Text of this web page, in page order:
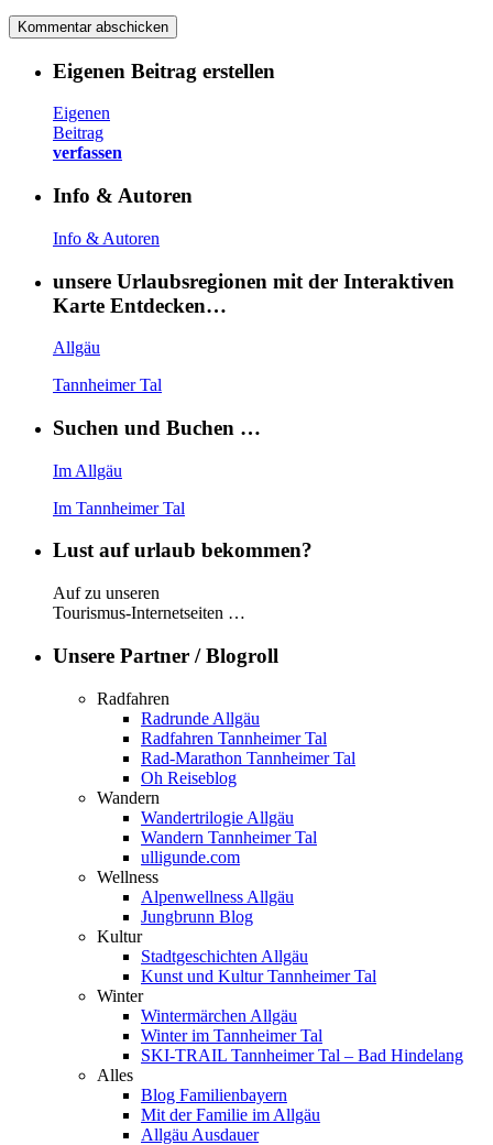
Eigenen Beitrag erstellen
Eigenen
Beitrag
verfassen
Info & Autoren
Info & Autoren
unsere Urlaubsregionen mit der Interaktiven
Karte Entdecken…
Allgäu
Tannheimer Tal
Suchen und Buchen …
Im Allgäu
Im Tannheimer Tal
Lust auf urlaub bekommen?
Auf zu unseren
Tourismus-Internetseiten …
Unsere Partner / Blogroll
Radfahren
Radrunde Allgäu
Radfahren Tannheimer Tal
Rad-Marathon Tannheimer Tal
Oh Reiseblog
Wandern
Wandertrilogie Allgäu
Wandern Tannheimer Tal
ulligunde.com
Wellness
Alpenwellness Allgäu
Jungbrunn Blog
Kultur
Stadtgeschichten Allgäu
Kunst und Kultur Tannheimer Tal
Winter
Wintermärchen Allgäu
Winter im Tannheimer Tal
SKI-TRAIL Tannheimer Tal – Bad Hindelang
Alles
Blog Familienbayern
Mit der Familie im Allgäu
Allgäu Ausdauer